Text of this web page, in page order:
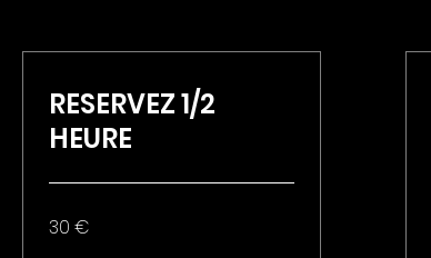
RESERVEZ 1/2
HEURE
euros
30 €